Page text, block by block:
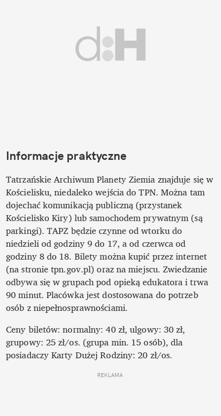
Informacje praktyczne
Tatrzańskie Archiwum Planety Ziemia znajduje się w
Kościelisku, niedaleko wejścia do TPN. Można tam
dojechać komunikacją publiczną (przystanek
Kościelisko Kiry) lub samochodem prywatnym (są
parkingi). TAPZ będzie czynne od wtorku do
niedzieli od godziny 9 do 17, a od czerwca od
godziny 8 do 18. Bilety można kupić przez internet
(na stronie tpn.gov.pl) oraz na miejscu. Zwiedzanie
odbywa się w grupach pod opieką edukatora i trwa
90 minut. Placówka jest dostosowana do potrzeb
osób z niepełnosprawnościami.
Ceny biletów: normalny: 40 zł, ulgowy: 30 zł,
grupowy: 25 zł/os. (grupa min. 15 osób), dla
posiadaczy Karty Dużej Rodziny: 20 zł/os.
REKLAMA